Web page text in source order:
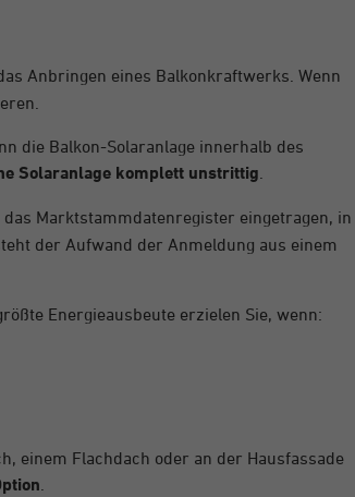
Anbringen eines Balkonkraftwerks. Wenn
die Balkon-Solaranlage innerhalb des
Solaranlage komplett unstrittig
das Marktstammdatenregister eingetragen, in
der Aufwand der Anmeldung aus einem
Energieausbeute erzielen Sie, wenn:
einem Flachdach oder an der Hausfassade